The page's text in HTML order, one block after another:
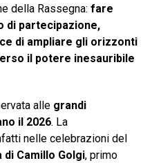
della Rassegna: fare
di partecipazione,
di ampliare gli orizzonti
il potere inesauribile
alle grandi
il 2026. La
nelle celebrazioni del
Camillo Golgi, primo